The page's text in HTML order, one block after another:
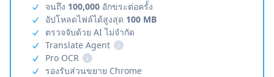
จนถึง 100,000 อักขระต่อครั้ง
อัปโหลดไฟล์ได้สูงสุด 100 MB
ตรวจจับด้วย AI ไม่จำกัด
Translate Agent
i
Pro OCR
i
รองรับส่วนขยาย Chrome